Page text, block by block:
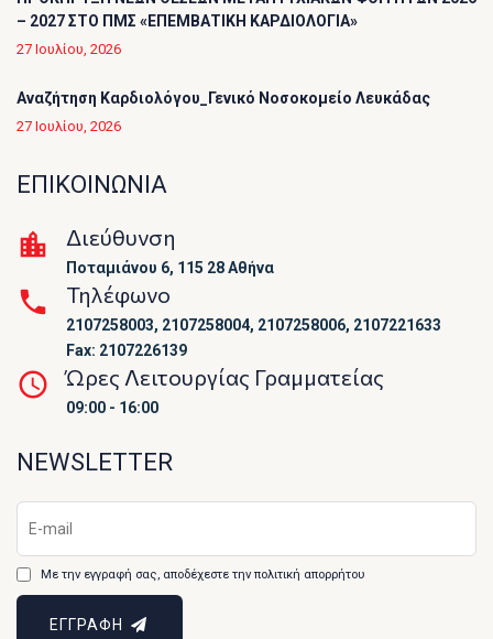
– 2027 ΣΤΟ ΠΜΣ «ΕΠΕΜΒΑΤΙΚΗ ΚΑΡΔΙΟΛΟΓΙΑ»
27 Ιουλίου, 2026
Αναζήτηση Καρδιολόγου_Γενικό Νοσοκομείο Λευκάδας
27 Ιουλίου, 2026
ΕΠΙΚΟΙΝΩΝΙΑ
Διεύθυνση
Ποταμιάνου 6, 115 28 Αθήνα
Τηλέφωνο
2107258003, 2107258004, 2107258006, 2107221633
Fax: 2107226139
Ώρες Λειτουργίας Γραμματείας
09:00 - 16:00
NEWSLETTER
Με την εγγραφή σας, αποδέχεστε την πολιτική απορρήτου
ΕΓΓΡΑΦΗ